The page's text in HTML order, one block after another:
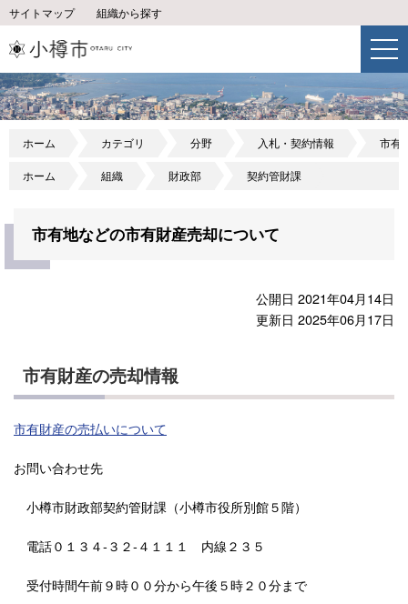
サイトマップ 組織から探す
ホーム カテゴリ 分野 入札・契約情報 市有
ホーム 組織 財政部 契約管財課
市有地などの市有財産売却について
公開日 2021年04月14日
更新日 2025年06月17日
市有財産の売却情報
市有財産の売払いについて
お問い合わせ先
小樽市財政部契約管財課（小樽市役所別館５階）
電話０１３４-３２-４１１１ 内線２３５
受付時間午前９時００分から午後５時２０分まで